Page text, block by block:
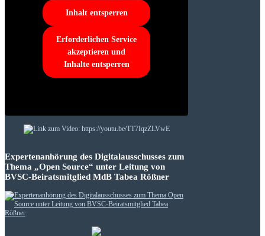
Inhalt entsperren
Erforderlichen Service
akzeptieren und
Inhalte entsperren
Expertenanhörung des Digitalausschusses zum
Thema „Open Source“ unter Leitung von
BVSC-Beiratsmitglied MdB Tabea Rößner